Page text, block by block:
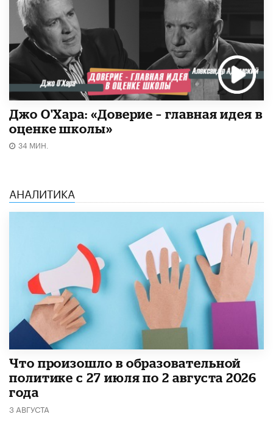
Джо О'Хара: «Доверие – главная идея в
оценке школы»
34 МИН.
АНАЛИТИКА
​Что произошло в образовательной
политике с 27 июля по 2 августа 2026
года
3 АВГУСТА